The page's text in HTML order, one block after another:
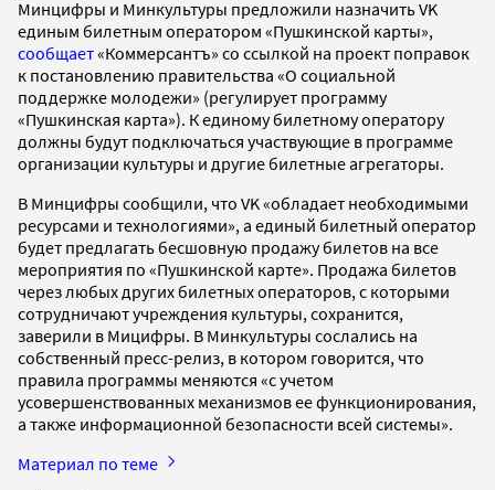
Минцифры и Минкультуры предложили назначить VK
единым билетным оператором «Пушкинской карты»,
сообщает«Коммерсантъ» со ссылкой на проект поправок
к постановлению правительства «О социальной
поддержке молодежи» (регулирует программу
«Пушкинская карта»). К единому билетному оператору
должны будут подключаться участвующие в программе
организации культуры и другие билетные агрегаторы.
В Минцифры сообщили, что VK «обладает необходимыми
ресурсами и технологиями», а единый билетный оператор
будет предлагать бесшовную продажу билетов на все
мероприятия по «Пушкинской карте». Продажа билетов
через любых других билетных операторов, с которыми
сотрудничают учреждения культуры, сохранится,
заверили в Мицифры. В Минкультуры сослались на
собственный пресс-релиз, в котором говорится, что
правила программы меняются «с учетом
усовершенствованных механизмов ее функционирования,
а также информационной безопасности всей системы».
Материал по теме